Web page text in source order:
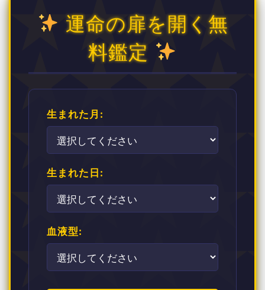
運命の扉を開く無
料鑑定
生まれた月:
生まれた日:
血液型: